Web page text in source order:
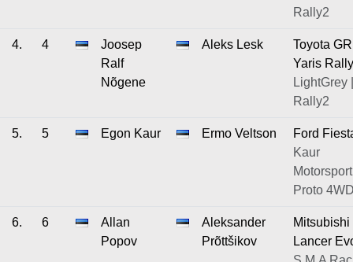
Rally2
4. 4
Joosep
Ralf
Nõgene
Aleks Lesk
Toyota GR
Yaris
LightGrey |
Rally2
5. 5 Egon Kaur Ermo Veltson
Ford
Kaur
Proto
6. 6
Allan
Popov
Aleksander
Prõttšikov
Mitsubishi
Lancer